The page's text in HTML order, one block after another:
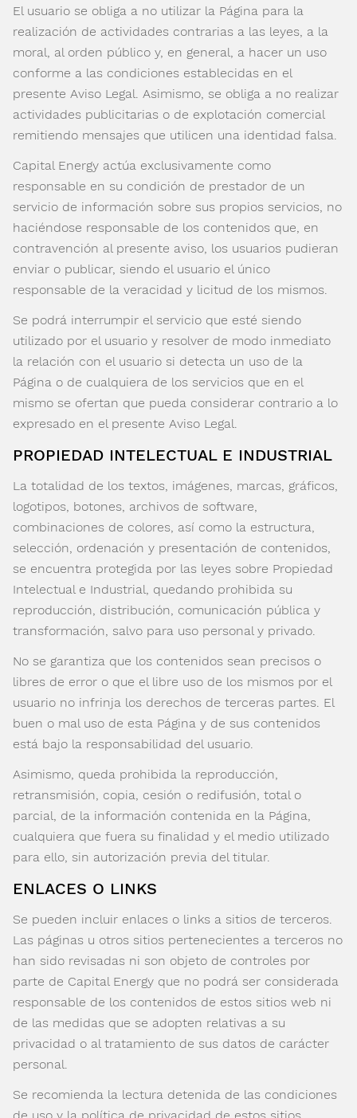
El usuario se obliga a no utilizar la Página para la
realización de actividades contrarias a las leyes, a la
moral, al orden público y, en general, a hacer un uso
conforme a las condiciones establecidas en el
presente Aviso Legal. Asimismo, se obliga a no realizar
actividades publicitarias o de explotación comercial
remitiendo mensajes que utilicen una identidad falsa.
Capital Energy actúa exclusivamente como
responsable en su condición de prestador de un
servicio de información sobre sus propios servicios, no
haciéndose responsable de los contenidos que, en
contravención al presente aviso, los usuarios pudieran
enviar o publicar, siendo el usuario el único
responsable de la veracidad y licitud de los mismos.
Se podrá interrumpir el servicio que esté siendo
utilizado por el usuario y resolver de modo inmediato
la relación con el usuario si detecta un uso de la
Página o de cualquiera de los servicios que en el
mismo se ofertan que pueda considerar contrario a lo
expresado en el presente Aviso Legal.
PROPIEDAD INTELECTUAL E INDUSTRIAL
La totalidad de los textos, imágenes, marcas, gráficos,
logotipos, botones, archivos de software,
combinaciones de colores, así como la estructura,
selección, ordenación y presentación de contenidos,
se encuentra protegida por las leyes sobre Propiedad
Intelectual e Industrial, quedando prohibida su
reproducción, distribución, comunicación pública y
transformación, salvo para uso personal y privado.
No se garantiza que los contenidos sean precisos o
libres de error o que el libre uso de los mismos por el
usuario no infrinja los derechos de terceras partes. El
buen o mal uso de esta Página y de sus contenidos
está bajo la responsabilidad del usuario.
Asimismo, queda prohibida la reproducción,
retransmisión, copia, cesión o redifusión, total o
parcial, de la información contenida en la Página,
cualquiera que fuera su finalidad y el medio utilizado
para ello, sin autorización previa del titular.
ENLACES O LINKS
Se pueden incluir enlaces o links a sitios de terceros.
Las páginas u otros sitios pertenecientes a terceros no
han sido revisadas ni son objeto de controles por
parte de Capital Energy que no podrá ser considerada
responsable de los contenidos de estos sitios web ni
de las medidas que se adopten relativas a su
privacidad o al tratamiento de sus datos de carácter
personal.
Se recomienda la lectura detenida de las condiciones